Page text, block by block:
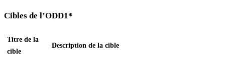
Cibles de l’ODD1*
Titre de la
cible
Description de la cible